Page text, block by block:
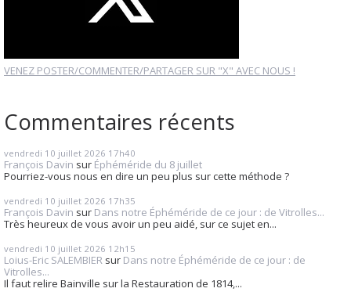
VENEZ POSTER/COMMENTER/PARTAGER SUR "X" AVEC NOUS !
Commentaires récents
vendredi 10 juillet 2026 17h40
François Davin sur Éphéméride du 8 juillet
Pourriez-vous nous en dire un peu plus sur cette méthode ?
vendredi 10 juillet 2026 17h35
François Davin sur Dans notre Éphéméride de ce jour : de Vitrolles...
Très heureux de vous avoir un peu aidé, sur ce sujet en...
vendredi 10 juillet 2026 12h15
Loius-Eric SALEMBIER sur Dans notre Éphéméride de ce jour : de
Vitrolles...
Il faut relire Bainville sur la Restauration de 1814,...